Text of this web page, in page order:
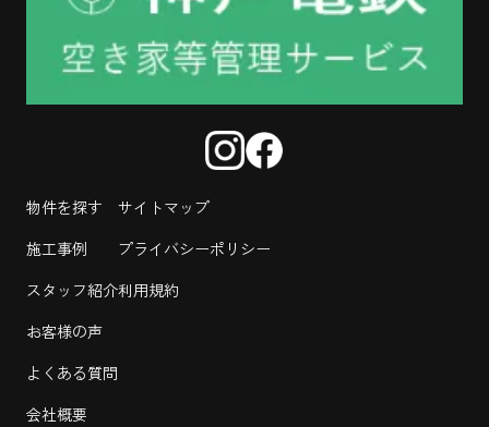
物件を探す
施工事例
スタッフ紹介
お客様の声
よくある質問
会社概要
サイトマップ
プライバシーポリシー
利用規約